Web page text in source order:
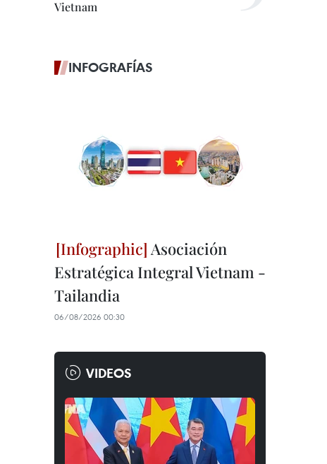
Vietnam
INFOGRAFÍAS
Asociación
Estratégica Integral Vietnam -
Tailandia
06/08/2026 00:30
VIDEOS